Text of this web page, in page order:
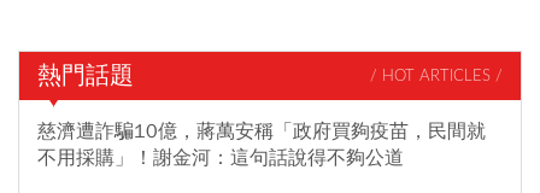
熱門話題 / HOT ARTICLES /
慈濟遭詐騙10億，蔣萬安稱「政府買夠疫苗，民間就
不用採購」！謝金河：這句話說得不夠公道